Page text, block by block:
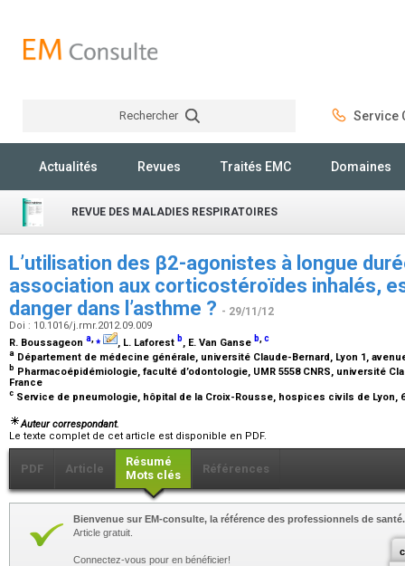
Rechercher Service
Actualités Revues Traités EMC Domaines
REVUE DES MALADIES RESPIRATOIRES
L’utilisation des β2-agonistes à longue
association aux corticostéroïdes inhalés,
danger dans l’asthme ? - 29/11/12
Doi : 10.1016/j.rmr.2012.09.009
R. Boussageon a,⁎ , L. Laforest b, E. Van Ganse b,c
a Département de médecine générale, université Claude-Bernard, Lyon 1,
b Pharmacoépidémiologie, faculté d’odontologie, UMR 5558 CNRS, université
France
c Service de pneumologie, hôpital de la Croix-Rousse, hospices civils de Lyon,
Auteur correspondant.
Le texte complet de cet article est disponible en PDF.
PDF Article
Résumé
Mots clés
Références
Bienvenue sur EM-consulte, la référence des professionnels de santé.
Article gratuit.
Connectez-vous pour en bénéficier!